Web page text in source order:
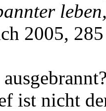
2005,
ist nicht